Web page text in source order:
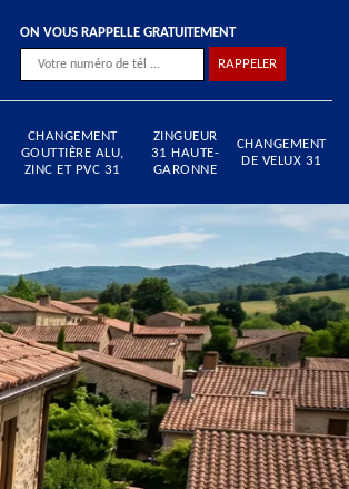
ON VOUS RAPPELLE GRATUITEMENT
CHANGEMENT
GOUTTIÈRE ALU,
ZINC ET PVC 31
ZINGUEUR
31 HAUTE-
GARONNE
CHANGEMENT
DE VELUX 31